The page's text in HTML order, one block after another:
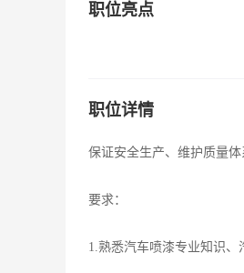
职位亮点
职位详情
保证安全生产、维护质量
要求：
1.熟悉汽车喷漆专业知识、